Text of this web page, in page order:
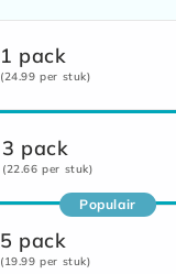
1 pack
(24.99 per stuk)
3 pack
(22.66 per stuk)
Populair
5 pack
(19.99 per stuk)